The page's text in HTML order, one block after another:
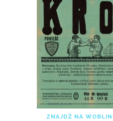
ZNAJDŹ NA